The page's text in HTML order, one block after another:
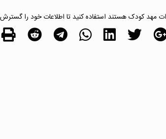
مهد کودکهستند استفاده کنید تا اطلاعات خود را